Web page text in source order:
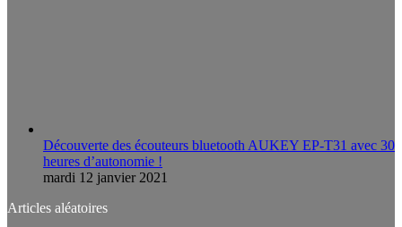
Découverte des écouteurs bluetooth AUKEY EP-T31 avec 30
heures d’autonomie !
mardi 12 janvier 2021
Articles aléatoires